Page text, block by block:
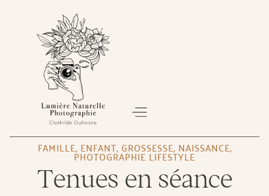
FAMILLE, ENFANT, GROSSESSE, NAISSANCE,
PHOTOGRAPHIE LIFESTYLE
Tenues en séance